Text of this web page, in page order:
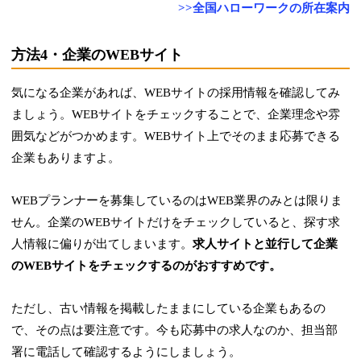
>>全国ハローワークの所在案内
方法4・企業のWEBサイト
気になる企業があれば、WEBサイトの採用情報を確認してみ
ましょう。WEBサイトをチェックすることで、企業理念や雰
囲気などがつかめます。WEBサイト上でそのまま応募できる
企業もありますよ。
WEBプランナーを募集しているのはWEB業界のみとは限りま
せん。企業のWEBサイトだけをチェックしていると、探す求
人情報に偏りが出てしまいます。求人サイトと並行して企業
のWEBサイトをチェックするのがおすすめです。
ただし、古い情報を掲載したままにしている企業もあるの
で、その点は要注意です。今も応募中の求人なのか、担当部
署に電話して確認するようにしましょう。